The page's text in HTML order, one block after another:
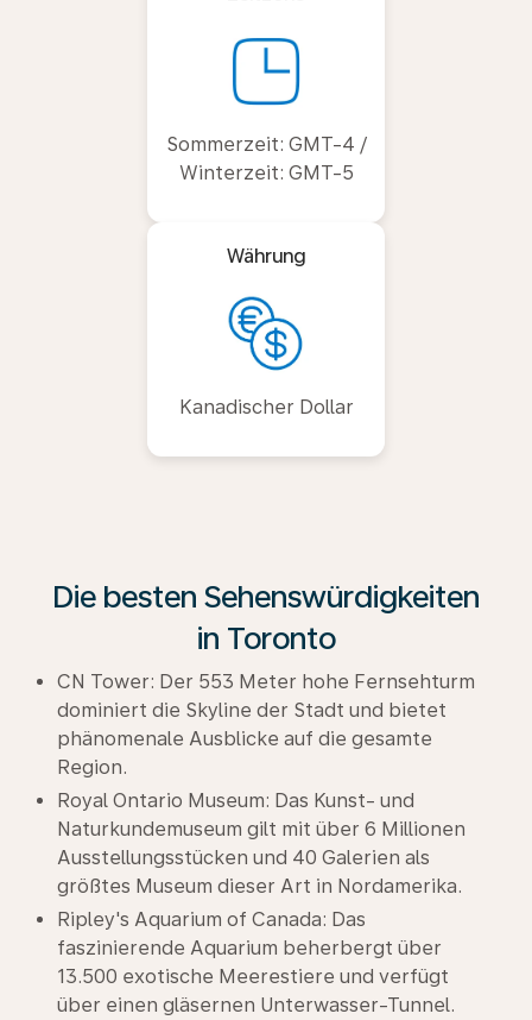
Sommerzeit: GMT-4 /
Winterzeit: GMT-5
Währung
Kanadischer Dollar
Die besten Sehenswürdigkeiten
in Toronto
CN Tower: Der 553 Meter hohe Fernsehturm
dominiert die Skyline der Stadt und bietet
phänomenale Ausblicke auf die gesamte
Region.
Royal Ontario Museum: Das Kunst- und
Naturkundemuseum gilt mit über 6 Millionen
Ausstellungsstücken und 40 Galerien als
größtes Museum dieser Art in Nordamerika.
Ripley's Aquarium of Canada: Das
faszinierende Aquarium beherbergt über
13.500 exotische Meerestiere und verfügt
über einen gläsernen Unterwasser-Tunnel.